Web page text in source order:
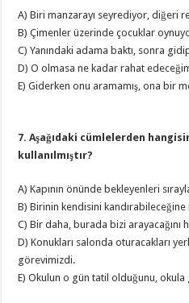
A) Biri manzarayı seyrediyor, diğeri
B) Çimenler üzerinde çocuklar
C) Yanındaki adama baktı, sonra
D) O olmasa ne kadar rahat
E) Giderken onu aramamış, ona bir
7. Aşağıdaki cümlelerden
kullanılmıştır?
A) Kapının önünde bekleyenleri
B) Birinin kendisini
C) Bir daha, burada bizi arayacağını
D) Konukları salonda oturacakları
görevimizdi.
E) Okulun o gün tatil olduğunu,